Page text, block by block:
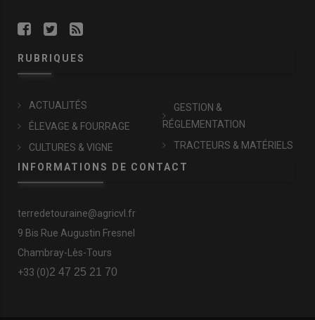
RUBRIQUES
ACTUALITÉS
ÉLEVAGE & FOURRAGE
CULTURES & VIGNE
GESTION &
RÉGLEMENTATION
TRACTEURS & MATÉRIELS
INFORMATIONS DE CONTACT
terredetouraine@agricvl.fr
9 Bis Rue Augustin Fresnel
Chambray-Lès-Tours
+33 (0)2 47 25 21 70